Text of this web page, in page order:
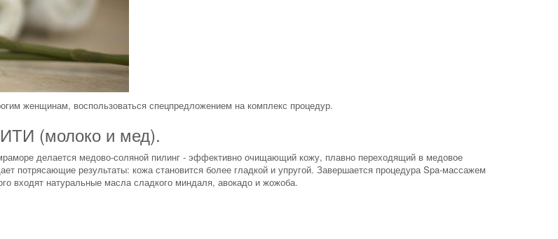
женщинам, воспользоваться спецпредложением на комплекс процедур.
(молоко и мед).
делается медово-соляной пилинг - эффективно очищающий кожу, плавно переходящий в медовое
потрясающие результаты: кожа становится более гладкой и упругой. Завершается процедура Spa-массажем
входят натуральные масла сладкого миндаля, авокадо и жожоба.